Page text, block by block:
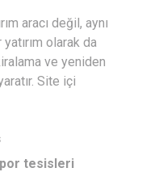
aracı değil, aynı
olarak da
ve yeniden
Site içi
tesisleri